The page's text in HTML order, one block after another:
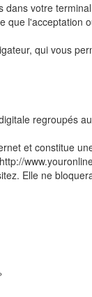
votre
l'acceptation
qui vous
regroupés
et constitue
Elle ne